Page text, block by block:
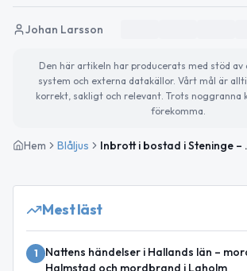
Johan Larsson
Den här artikeln har producerats med stöd
system och externa datakällor. Vårt mål är
korrekt, sakligt och relevant. Trots noggranna
förekomma.
Hem Blåljus Inbrott i
Mest läst
1
Nattens händelser i Hallands län –
Halmstad och mordbrand i Laholm